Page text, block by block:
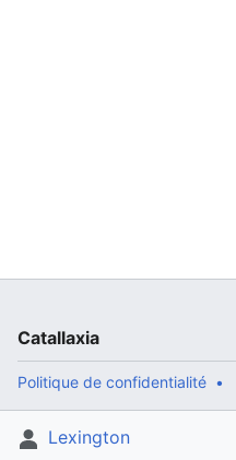
Lexington
Catallaxia
Politique de confidentialité